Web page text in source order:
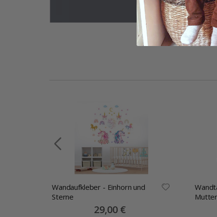
Wandaufkleber - Einhorn und
Sterne
Special
Price
29,00 €
Mutter